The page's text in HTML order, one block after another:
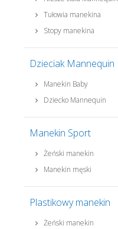
Tułowia manekina
Stopy manekina
Dzieciak Mannequin
Manekin Baby
Dziecko Mannequin
Manekin Sport
Żeński manekin
Manekin męski
Plastikowy manekin
Żeński manekin